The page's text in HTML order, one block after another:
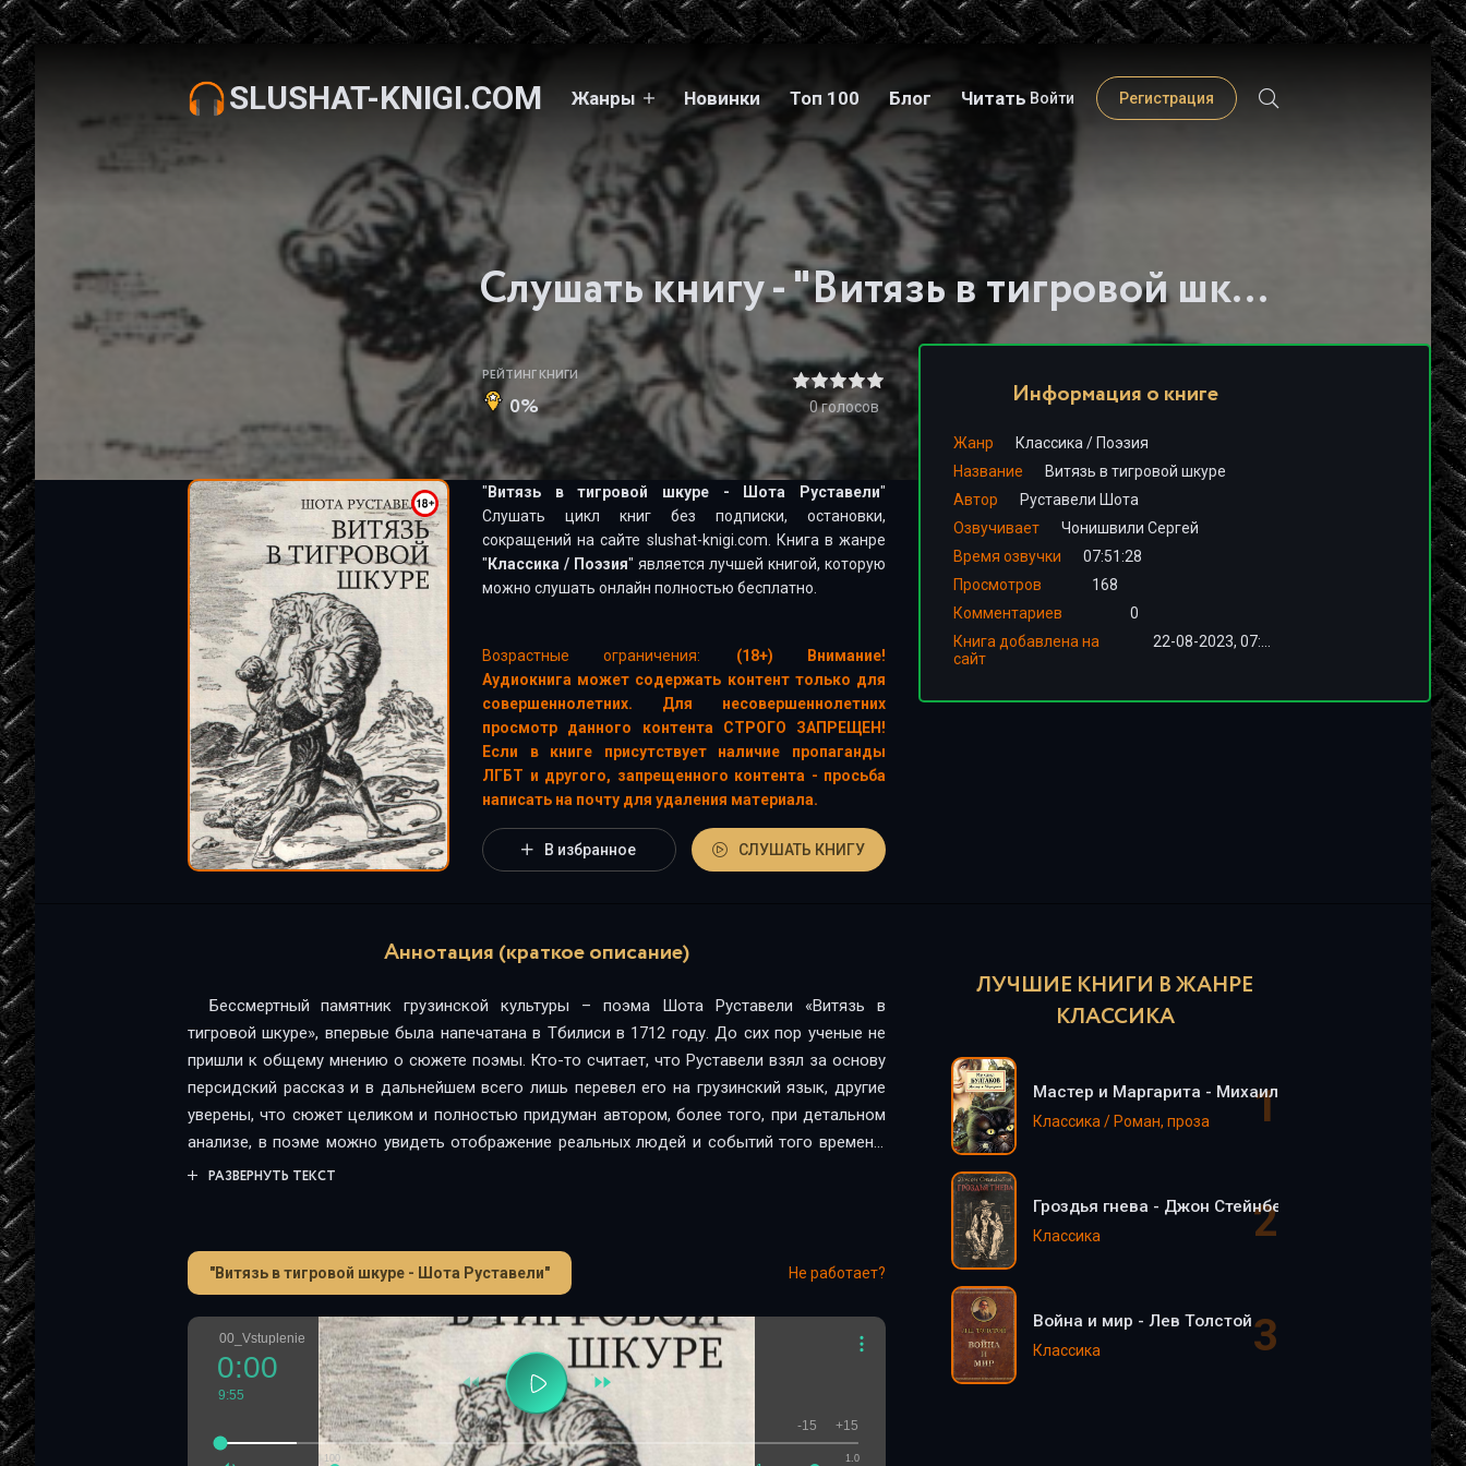
SLUSHAT-KNIGI.COM Жанры Новинки Топ 100 Блог Читать Войти Регистрация
Слушать книгу - "Витязь в тигровой шкуре - Шота Руставели"
РЕЙТИНГ КНИГИ
0% 0голосов
" Витязь в тигровой шкуре - Шота Руставели"
Слушать цикл книг без подписки, остановки,
сокращений на сайте slushat-knigi.com. Книга в жанре
" Классика / Поэзия" является лучшей книгой, которую
можно слушать онлайн полностью бесплатно.
Возрастные ограничения:
(18+) Внимание!
Аудиокнига может содержать контент только для
совершеннолетних. Для несовершеннолетних
просмотр данного контента СТРОГО ЗАПРЕЩЕН!
Если в книге присутствует наличие пропаганды
ЛГБТ и другого, запрещенного контента - просьба
написать на почту для удаления материала.
В избранное СЛУШАТЬ КНИГУ
Информация о книге
Жанр Классика / Поэзия
Название
Витязь в тигровой шкуре
Автор
Руставели Шота
Озвучивает
Чонишвили Сергей
Время озвучки
07:51:28
Просмотров
168
Комментариев
0
Книга добавлена на
сайт
Аннотация (краткое описание)
Бессмертный памятник грузинской культуры – поэма Шота Руставели «Витязь в
тигровой шкуре», впервые была напечатана в Тбилиси в 1712 году. До сих пор ученые не
пришли к общему мнению о сюжете поэмы. Кто-то считает, что Руставели взял за основу
персидский рассказ и в дальнейшем всего лишь перевел его на грузинский язык, другие
уверены, что сюжет целиком и полностью придуман автором, более того, при детальном
анализе, в поэме можно увидеть отображение реальных людей и событий того времени.
Как бы там ни было, гениальность и неповторимость этого произведения не вызывает ни
мировой культуры.Для тех, кто еще незнаком или уже успел забыть сюжет поэмы,
напоминаем ее краткое содержание. Пожилой царь Аравии – Ростеван возводит на
время охоты царь и Автандил встречают у реки странного плачущего витязя, попытки
заговорить с которым оказываются безуспешными, и чужестранец бесследно исчезает.
Тинатина поручает Автандилу разыскать таинственного незнакомца. К чему привели эти
поиски и чем закончилась эта история – узнаете из новой аудиокниги «Витязь в тигровой
шкуре».Уверены, что вы получите настоящее удовольствие от прослушивания, ведь свой
РАЗВЕРНУТЬ ТЕКСТ
"Витязь в тигровой шкуре - Шота Руставели" Не работает?
00_Vstuplenie
100
0:00
9:55
1.0
-15 +15
ЛУЧШИЕ КНИГИ В ЖАНРЕ
КЛАССИКА
Мастер и Маргарита - Михаил Булгаков
Классика / Роман, проза
Гроздья гнева - Джон Стейнбек
Классика
Война и мир - Лев Толстой
Классика